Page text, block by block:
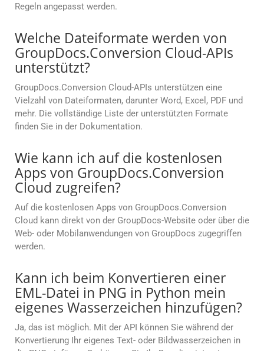
Regeln angepasst werden.
Welche Dateiformate werden von
GroupDocs.Conversion Cloud-APIs
unterstützt?
GroupDocs.Conversion Cloud-APIs unterstützen eine
Vielzahl von Dateiformaten, darunter Word, Excel, PDF und
mehr. Die vollständige Liste der unterstützten Formate
finden Sie in der Dokumentation.
Wie kann ich auf die kostenlosen
Apps von GroupDocs.Conversion
Cloud zugreifen?
Auf die kostenlosen Apps von GroupDocs.Conversion
Cloud kann direkt von der GroupDocs-Website oder über die
Web- oder Mobilanwendungen von GroupDocs zugegriffen
werden.
Kann ich beim Konvertieren einer
EML-Datei in PNG in Python mein
eigenes Wasserzeichen hinzufügen?
Ja, das ist möglich. Mit der API können Sie während der
Konvertierung Ihr eigenes Text- oder Bildwasserzeichen in